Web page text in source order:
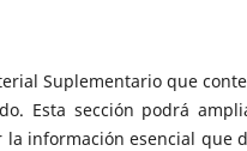
Suplementario que
Esta sección podrá
información esencial que